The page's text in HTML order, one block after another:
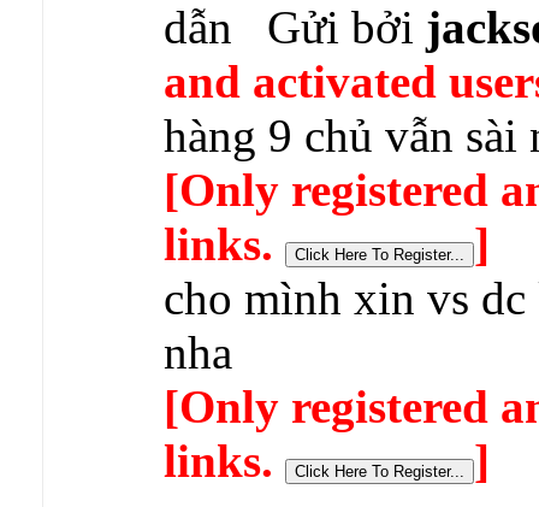
Gửi bởi
and activated
hàng 9 chủ vẫn
[Only registered
links.
]
cho mình xin vs
nha
[Only registered
links.
]